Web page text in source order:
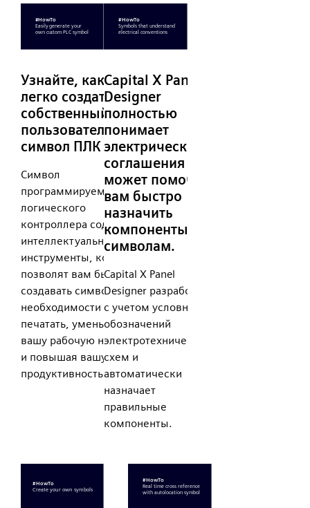
Узнайте, как
легко создать
собственный
пользовательский
символ ПЛК
Символ
программируемого
логического
контроллера содержит
интеллектуальные
инструменты, которые
позволят вам быстро
создавать символы без
необходимости много
печатать, уменьшая
вашу рабочую нагрузку
и повышая вашу
продуктивность.
Capital X Panel
Designer
полностью
понимает
электрические
соглашения и
может помочь
вам быстро
назначить
компоненты
символам.
Capital X Panel
Designer разработан
с учетом условных
обозначений
электротехнических
схем и
автоматически
назначает
правильные
компоненты.